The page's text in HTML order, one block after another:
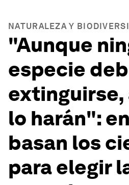
NATURALEZA Y
"Aunque
especie
extinguirse,
lo harán":
basan los
para elegir